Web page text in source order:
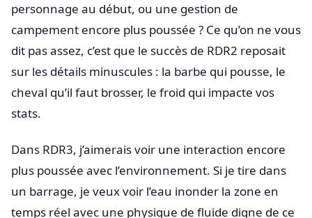
personnage au début, ou une gestion de
campement encore plus poussée ? Ce qu’on ne vous
dit pas assez, c’est que le succès de RDR2 reposait
sur les détails minuscules : la barbe qui pousse, le
cheval qu’il faut brosser, le froid qui impacte vos
stats.
Dans RDR3, j’aimerais voir une interaction encore
plus poussée avec l’environnement. Si je tire dans
un barrage, je veux voir l’eau inonder la zone en
temps réel avec une physique de fluide digne de ce